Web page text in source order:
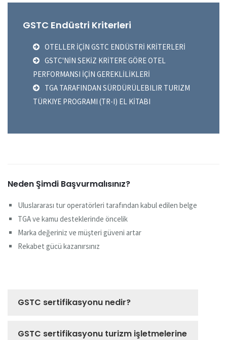
GSTC Endüstri Kriterleri
OTELLER İÇİN GSTC ENDÜSTRİ KRİTERLERİ
GSTC'NİN SEKİZ KRİTERE GÖRE OTEL
PERFORMANSI İÇİN GEREKLİLİKLERİ
TGA TARAFINDAN SÜRDÜRÜLEBILIR TURIZM
TÜRKIYE PROGRAMI (TR-I) EL KİTABI
Neden Şimdi Başvurmalısınız?
Uluslararası tur operatörleri tarafından kabul edilen belge
TGA ve kamu desteklerinde öncelik
Marka değeriniz ve müşteri güveni artar
Rekabet gücü kazanırsınız
GSTC sertifikasyonu nedir?
GSTC sertifikasyonu turizm işletmelerine